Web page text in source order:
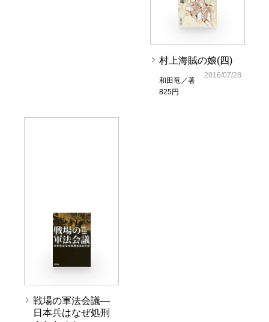
村上海賊の娘(四)
和田竜／著
825円
2016/07/28
戦場の軍法会議―
日本兵はなぜ処刑